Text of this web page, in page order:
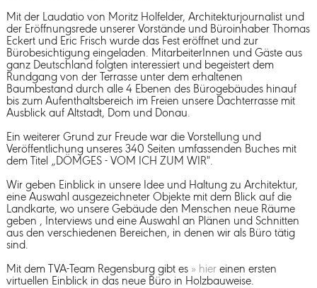
Mit der Laudatio von Moritz Holfelder, Architekturjournalist und
der Eröffnungsrede unserer Vorstände und Büroinhaber Thomas
Eckert und Eric Frisch wurde das Fest eröffnet und zur
Bürobesichtigung eingeladen. MitarbeiterInnen und Gäste aus
ganz Deutschland folgten interessiert und begeistert dem
Rundgang von der Terrasse unter dem erhaltenen
Baumbestand durch alle 4 Ebenen des Bürogebäudes hinauf
bis zum Aufenthaltsbereich im Freien unsere Dachterrasse mit
Ausblick auf Altstadt, Dom und Donau.
Ein weiterer Grund zur Freude war die Vorstellung und
Veröffentlichung unseres 340 Seiten umfassenden Buches mit
dem Titel „DÖMGES - VOM ICH ZUM WIR".
Wir geben Einblick in unsere Idee und Haltung zu Architektur,
eine Auswahl ausgezeichneter Objekte mit dem Blick auf die
Landkarte, wo unsere Gebäude den Menschen neue Räume
geben , Interviews und eine Auswahl an Plänen und Schnitten
aus den verschiedenen Bereichen, in denen wir als Büro tätig
sind.
Mit dem TVA-Team Regensburg gibt es » hiereinen ersten
virtuellen Einblick in das neue Büro in Holzbauweise.